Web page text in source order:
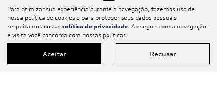
Salvacar Comercio de Veiculos LTDA
CNPJ: 10.476.080/0001-00
Para otimizar sua experiência durante a navegação, fazemos uso de
nossa política de cookies e para proteger seus dados pessoais
respeitamos nossa política de privacidade. Ao seguir com a navegação
e visita você concorda com nossas políticas.
Aceitar Recusar